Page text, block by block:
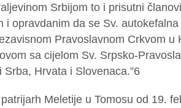
Srbijom to i prisutni
i opravdanim da se Sv.
Pravoslavnom Crkvom u
sa cijelom Sv. Srpsko-
Srba, Hrvata i Slovenaca.”6
Meletije u Tomosu od 19.